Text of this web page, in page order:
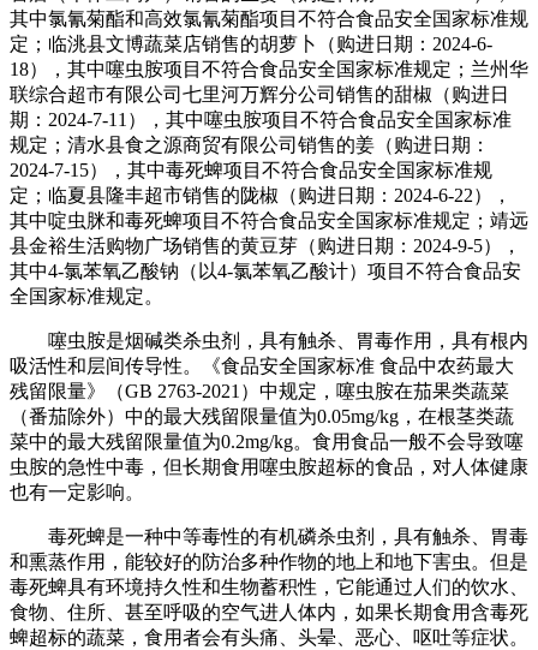
其中氯氰菊酯和高效氯氰菊酯项目不符合食品安全国家标准规
定；临洮县文博蔬菜店销售的胡萝卜（购进日期：2024-6-
18），其中噻虫胺项目不符合食品安全国家标准规定；兰州华
联综合超市有限公司七里河万辉分公司销售的甜椒（购进日
期：2024-7-11），其中噻虫胺项目不符合食品安全国家标准
规定；清水县食之源商贸有限公司销售的姜（购进日期：
2024-7-15），其中毒死蜱项目不符合食品安全国家标准规
定；临夏县隆丰超市销售的陇椒（购进日期：2024-6-22），
其中啶虫脒和毒死蜱项目不符合食品安全国家标准规定；靖远
县金裕生活购物广场销售的黄豆芽（购进日期：2024-9-5），
其中4-氯苯氧乙酸钠（以4-氯苯氧乙酸计）项目不符合食品安
全国家标准规定。
噻虫胺是烟碱类杀虫剂，具有触杀、胃毒作用，具有根内
吸活性和层间传导性。《食品安全国家标准 食品中农药最大
残留限量》（GB 2763-2021）中规定，噻虫胺在茄果类蔬菜
（番茄除外）中的最大残留限量值为0.05mg/kg，在根茎类蔬
菜中的最大残留限量值为0.2mg/kg。食用食品一般不会导致噻
虫胺的急性中毒，但长期食用噻虫胺超标的食品，对人体健康
也有一定影响。
毒死蜱是一种中等毒性的有机磷杀虫剂，具有触杀、胃毒
和熏蒸作用，能较好的防治多种作物的地上和地下害虫。但是
毒死蜱具有环境持久性和生物蓄积性，它能通过人们的饮水、
食物、住所、甚至呼吸的空气进人体内，如果长期食用含毒死
蜱超标的蔬菜，食用者会有头痛、头晕、恶心、呕吐等症状。